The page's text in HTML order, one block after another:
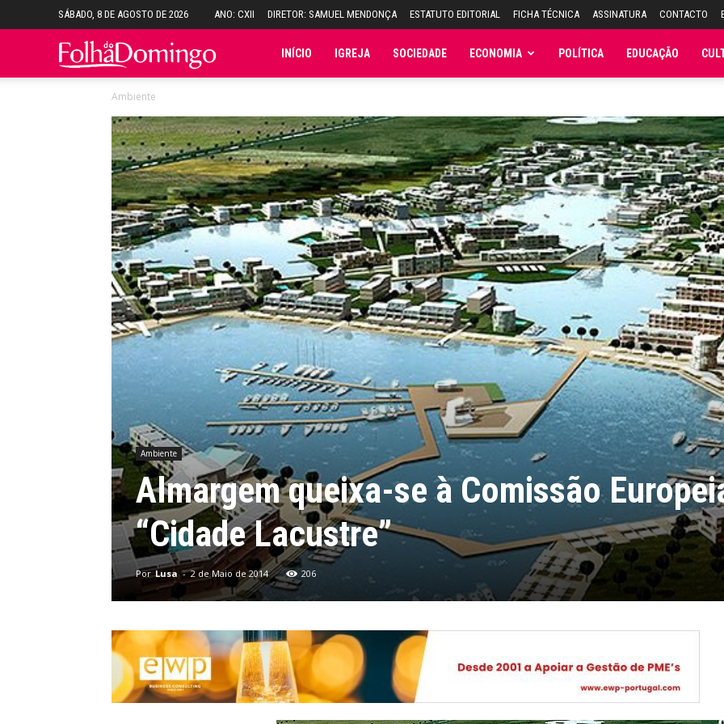
SÁBADO, 8 DE AGOSTO DE 2026 ANO: CXII DIRETOR: SAMUEL MENDONÇA ESTATUTO EDITORIAL FICHA TÉCNICA ASSINATURA CONTACTO
Folha
Domingo
INÍCIO IGREJA SOCIEDADE ECONOMIA POLÍTICA EDUCAÇÃO
Ambiente
Ambiente
Almargem queixa-se à Comissão
“Cidade Lacustre”
Por Lusa - 2 de Maio de 2014 206